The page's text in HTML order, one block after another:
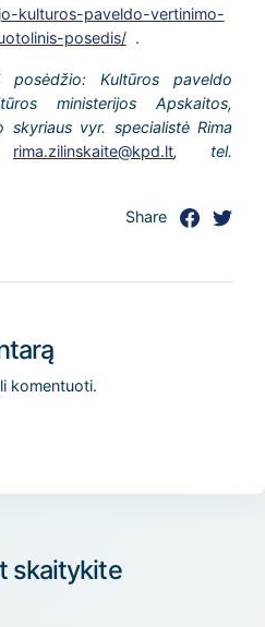
kulturos-paveldo-vertinimo-
posedis/.
posėdžio: Kultūros paveldo
ministerijos Apskaitos,
skyriaus vyr. specialistė Rima
rima.zilinskaite@kpd.lt, tel.
Share
komentuoti.
skaitykite